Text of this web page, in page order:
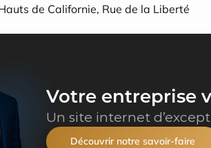
de Californie, Rue de la Liberté
Votre entreprise
Un site internet
Découvrir notre savoir-faire